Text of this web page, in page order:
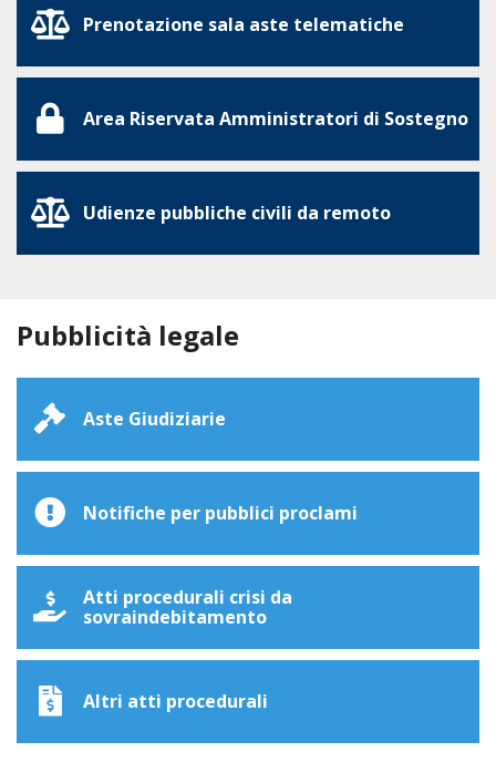
Prenotazione sala aste telematiche
Area Riservata Amministratori di Sostegno
Udienze pubbliche civili da remoto
Pubblicità legale
Aste Giudiziarie
Notifiche per pubblici proclami
Atti procedurali crisi da
sovraindebitamento
Altri atti procedurali